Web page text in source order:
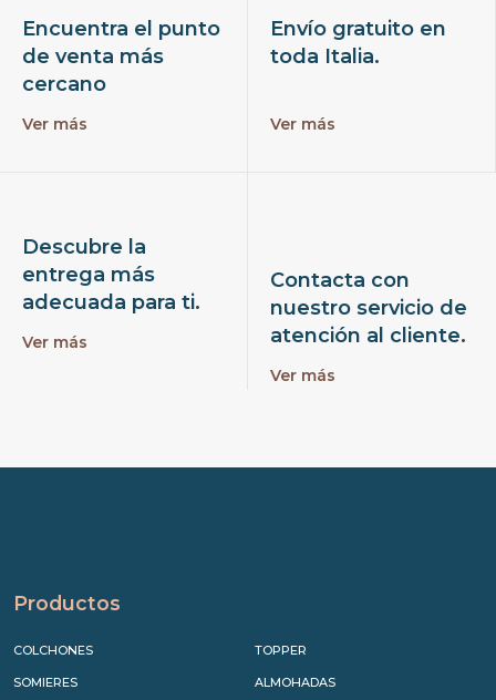
Encuentra el punto
de venta más
cercano
Ver más
Envío gratuito en
toda Italia.
Ver más
Descubre la
entrega más
adecuada para ti.
Ver más
Contacta con
nuestro servicio de
atención al cliente.
Ver más
Productos
COLCHONES
SOMIERES
TOPPER
ALMOHADAS